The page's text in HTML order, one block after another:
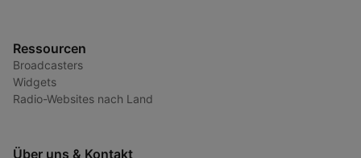
Ressourcen
Broadcasters
Widgets
Radio-Websites nach Land
Über uns & Kontakt